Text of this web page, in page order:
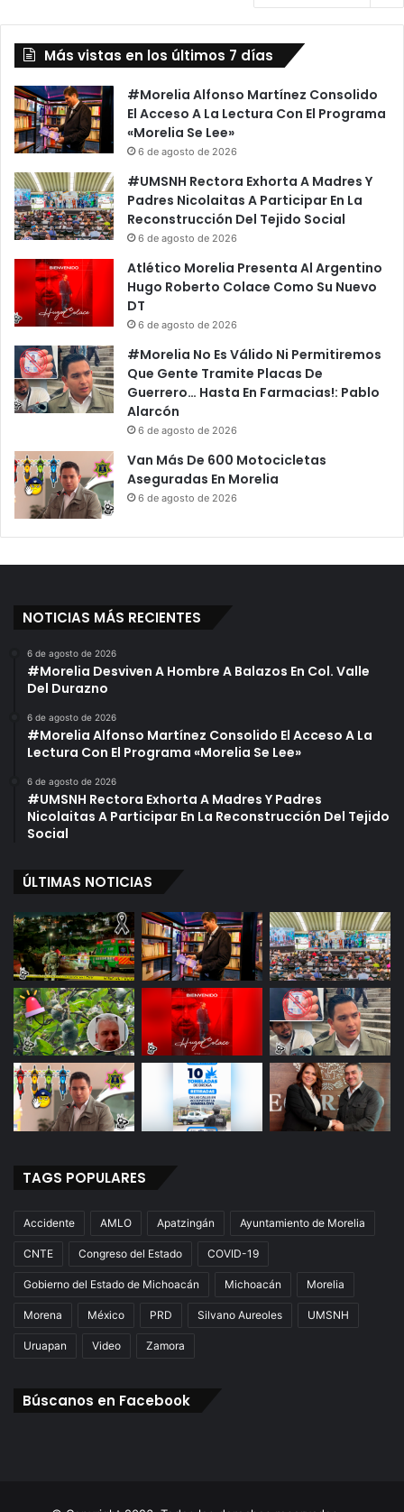
Más vistas en los últimos 7 días
#Morelia Alfonso Martínez Consolido
El Acceso A La Lectura Con El Programa
«Morelia Se Lee»
6 de agosto de 2026
#UMSNH Rectora Exhorta A Madres Y
Padres Nicolaitas A Participar En La
Reconstrucción Del Tejido Social
6 de agosto de 2026
Atlético Morelia Presenta Al Argentino
Hugo Roberto Colace Como Su Nuevo
DT
6 de agosto de 2026
#Morelia No Es Válido Ni Permitiremos
Que Gente Tramite Placas De
Guerrero… Hasta En Farmacias!: Pablo
Alarcón
6 de agosto de 2026
Van Más De 600 Motocicletas
Aseguradas En Morelia
6 de agosto de 2026
NOTICIAS MÁS RECIENTES
6 de agosto de 2026
#Morelia Desviven A Hombre A Balazos En Col. Valle
Del Durazno
6 de agosto de 2026
#Morelia Alfonso Martínez Consolido El Acceso A La
Lectura Con El Programa «Morelia Se Lee»
6 de agosto de 2026
#UMSNH Rectora Exhorta A Madres Y Padres
Nicolaitas A Participar En La Reconstrucción Del Tejido
Social
ÚLTIMAS NOTICIAS
TAGS POPULARES
Accidente AMLO Apatzingán Ayuntamiento de Morelia
CNTE Congreso del Estado COVID-19
Gobierno del Estado de Michoacán Michoacán Morelia
Morena México PRD Silvano Aureoles UMSNH
Uruapan Video Zamora
Búscanos en Facebook